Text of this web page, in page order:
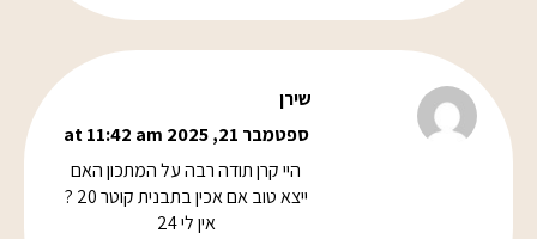
שירן
ספטמבר 21, 2025 at 11:42 am
היי קרן תודה רבה על המתכון האם
ייצא טוב אם אכין בתבנית קוטר 20 ?
אין לי 24